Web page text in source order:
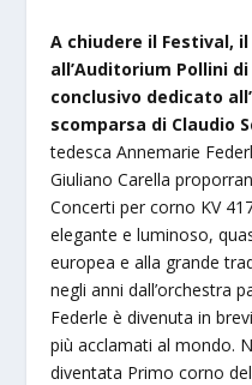
A chiudere il Festival,
all’Auditorium Pollini
conclusivo dedicato
scomparsa di Claudio
tedesca Annemarie
Giuliano Carella
Concerti per corno KV
elegante e luminoso,
europea e alla grande
negli anni dall’orchestra
Federle è divenuta in
più acclamati al mondo.
diventata Primo corno